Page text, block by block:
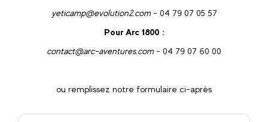
yeticamp@evolution2.com- 04 79 07 05 57
Pour Arc 1800 :
contact@arc-aventures.com- 04 79 07 60 00
ou remplissez notre formulaire ci-après